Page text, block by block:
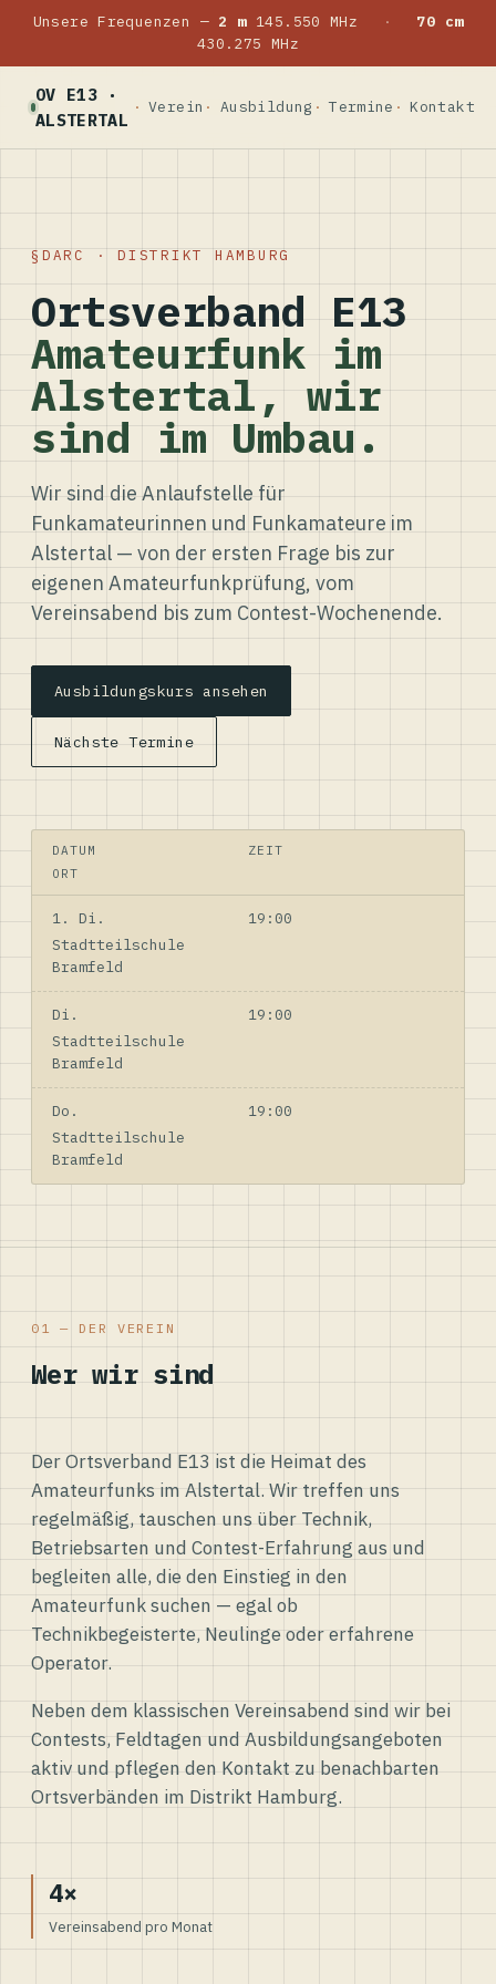
Unsere Frequenzen — 2 m145.550 MHz ·
70 cm
430.275 MHz
OV E13 ·
ALSTERTAL
Verein Ausbildung Termine Kontakt
DARC · DISTRIKT HAMBURG
Ortsverband E13
Amateurfunk im
Alstertal, wir
sind im Umbau.
Wir sind die Anlaufstelle für
Funkamateurinnen und Funkamateure im
Alstertal — von der ersten Frage bis zur
eigenen Amateurfunkprüfung, vom
Vereinsabend bis zum Contest-Wochenende.
Ausbildungskurs ansehen
Nächste Termine
DATUM
ZEIT
ORT
1. Di.
19:00
Stadtteilschule
Bramfeld
Di.
19:00
Stadtteilschule
Bramfeld
Do.
19:00
Stadtteilschule
Bramfeld
01 — DER VEREIN
Wer wir sind
Der Ortsverband E13 ist die Heimat des
Amateurfunks im Alstertal. Wir treffen uns
regelmäßig, tauschen uns über Technik,
Betriebsarten und Contest-Erfahrung aus und
begleiten alle, die den Einstieg in den
Amateurfunk suchen — egal ob
Technikbegeisterte, Neulinge oder erfahrene
Operator.
Neben dem klassischen Vereinsabend sind wir bei
Contests, Feldtagen und Ausbildungsangeboten
aktiv und pflegen den Kontakt zu benachbarten
Ortsverbänden im Distrikt Hamburg.
4×
Vereinsabend pro Monat